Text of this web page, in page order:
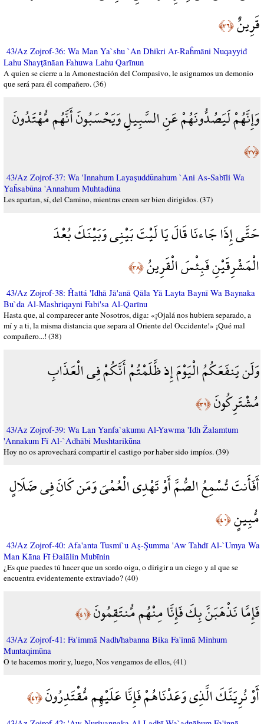
قَرِينٌ﴿٣٦﴾
43/Az Zojrof-36: Wa Man Ya`shu `An Dhikri Ar-Raĥmāni Nuqayyiđ
Lahu Shayţānāan Fahuwa Lahu Qarīnun
A quien se cierre a la Amonestación del Compasivo, le asignamos un demonio
que será para él compañero. (36)
وَإِنَّهُمْ لَيَصُدُّونَهُمْ عَنِ السَّبِيلِ وَيَحْسَبُونَ أَنَّهُم مُّهْتَدُونَ
﴿٣٧﴾
43/Az Zojrof-37: Wa 'Innahum Layaşuddūnahum `Ani As-Sabīli Wa
Yaĥsabūna 'Annahum Muhtadūna
Les apartan, sí, del Camino, mientras creen ser bien dirigidos. (37)
حَتَّى إِذَا جَاءنَا قَالَ يَا لَيْتَ بَيْنِي وَبَيْنَكَ بُعْدَ
الْمَشْرِقَيْنِ فَبِئْسَ الْقَرِينُ﴿٣٨﴾
43/Az Zojrof-38: Ĥattá 'Idhā Jā'anā Qāla Yā Layta Baynī Wa Baynaka
Bu`da Al-Mashriqayni Fabi'sa Al-Qarīnu
Hasta que, al comparecer ante Nosotros, diga: «¡Ojalá nos hubiera separado, a
mí y a ti, la misma distancia que separa al Oriente del Occidente!» ¡Qué mal
compañero...! (38)
وَلَن يَنفَعَكُمُ الْيَوْمَ إِذ ظَّلَمْتُمْ أَنَّكُمْ فِي الْعَذَابِ
مُشْتَرِكُونَ﴿٣٩﴾
43/Az Zojrof-39: Wa Lan Yanfa`akumu Al-Yawma 'Idh Žalamtum
'Annakum Fī Al-`Adhābi Mushtarikūna
Hoy no os aprovechará compartir el castigo por haber sido impíos. (39)
أَفَأَنتَ تُسْمِعُ الصُّمَّ أَوْ تَهْدِي الْعُمْيَ وَمَن كَانَ فِي ضَلَالٍ
مُّبِينٍ﴿٤٠﴾
43/Az Zojrof-40: Afa'anta Tusmi`u Aş-Şumma 'Aw Tahdī Al-`Umya Wa
Man Kāna Fī Đalālin Mubīnin
¿Es que puedes tú hacer que un sordo oiga, o dirigir a un ciego y al que se
encuentra evidentemente extraviado? (40)
فَإِمَّا نَذْهَبَنَّ بِكَ فَإِنَّا مِنْهُم مُّنتَقِمُونَ﴿٤١﴾
43/Az Zojrof-41: Fa'immā Nadh/habanna Bika Fa'innā Minhum
Muntaqimūna
O te hacemos morir y, luego, Nos vengamos de ellos, (41)
أَوْ نُرِيَنَّكَ الَّذِي وَعَدْنَاهُمْ فَإِنَّا عَلَيْهِم مُّقْتَدِرُونَ﴿٤٢﴾